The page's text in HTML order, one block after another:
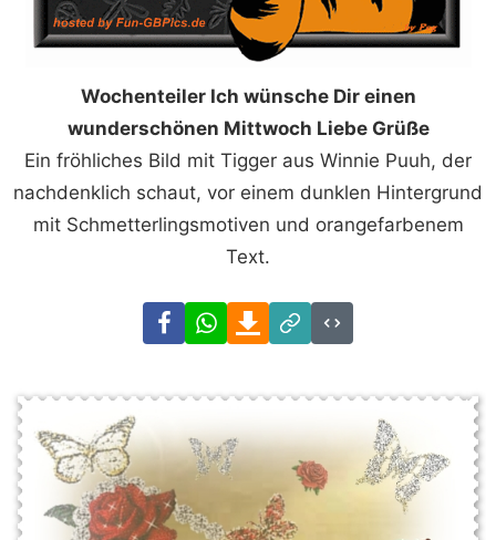
Wochenteiler Ich wünsche Dir einen
wunderschönen Mittwoch Liebe Grüße
Ein fröhliches Bild mit Tigger aus Winnie Puuh, der
nachdenklich schaut, vor einem dunklen Hintergrund
mit Schmetterlingsmotiven und orangefarbenem
Text.
FacebookWhatsAppDownload
Link
Code